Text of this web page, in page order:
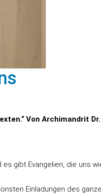
Von Archimandrit
gibt Evangelien, die uns
Einladungen des